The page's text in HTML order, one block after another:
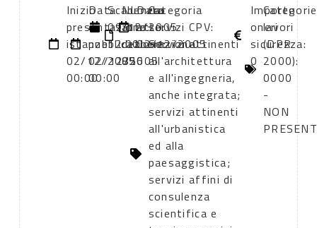
Inizio
presentazione
istanze:
02/12/2005
00:00
Data
di
pubblicazione:
02/12/2005
00:00
Scadenza:
09/12/2005
12:00
Numero
atto:
deliberazione
856
Data
atto:
02/12/2005
Categoria
servizi CPV:
Servizi attinenti
all'architettura
e all'ingegneria,
anche integrata;
servizi attinenti
all'urbanistica
ed alla
paesaggistica;
servizi affini di
consulenza
scientifica e
Importo
oneri
sicurezza:
0
Categorie
lavori
(DPR
2000):
0000
-
NON